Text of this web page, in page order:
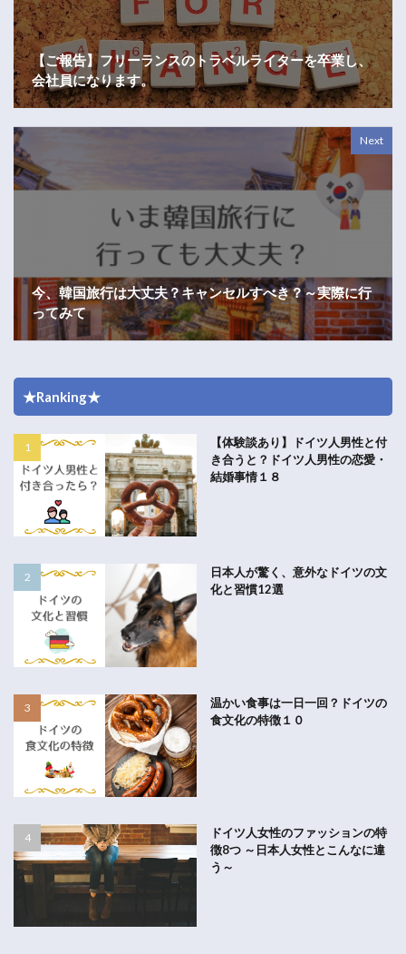
【ご報告】フリーランスのトラベルライターを卒業し、
会社員になります。
Next
今、韓国旅行は大丈夫？キャンセルすべき？～実際に行
ってみて
★Ranking★
【体験談あり】ドイツ人男性と付
き合うと？ドイツ人男性の恋愛・
結婚事情１８
日本人が驚く、意外なドイツの文
化と習慣12選
温かい食事は一日一回？ドイツの
食文化の特徴１０
ドイツ人女性のファッションの特
徴8つ ～日本人女性とこんなに違
う～